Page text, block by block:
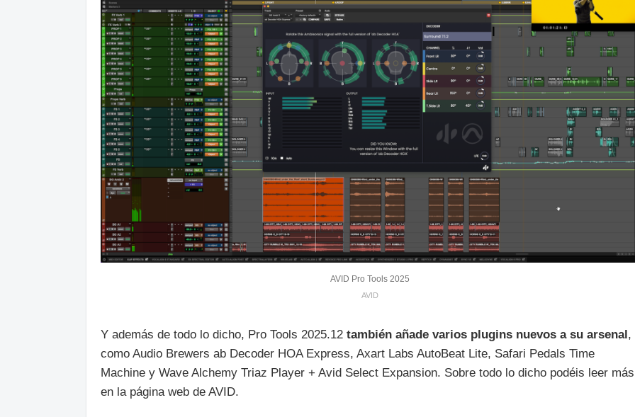
AVID Pro Tools 2025
AVID
Y además de todo lo dicho, Pro Tools 2025.12 también añade varios plugins nuevos a su arsenal,
como Audio Brewers ab Decoder HOA Express, Axart Labs AutoBeat Lite, Safari Pedals Time
Machine y Wave Alchemy Triaz Player + Avid Select Expansion. Sobre todo lo dicho podéis leer más
en la página web de AVID.